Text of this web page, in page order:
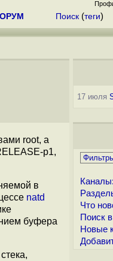
Поиск (теги)
root, а
p1,
в
natd
буфера
17 июля
Каналы:
Что
Поиск
Новые